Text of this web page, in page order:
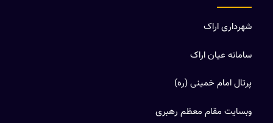
شهرداری اراک
سامانه عیان اراک
پرتال امام خمینی (ره)
وبسایت مقام معظم رهبری